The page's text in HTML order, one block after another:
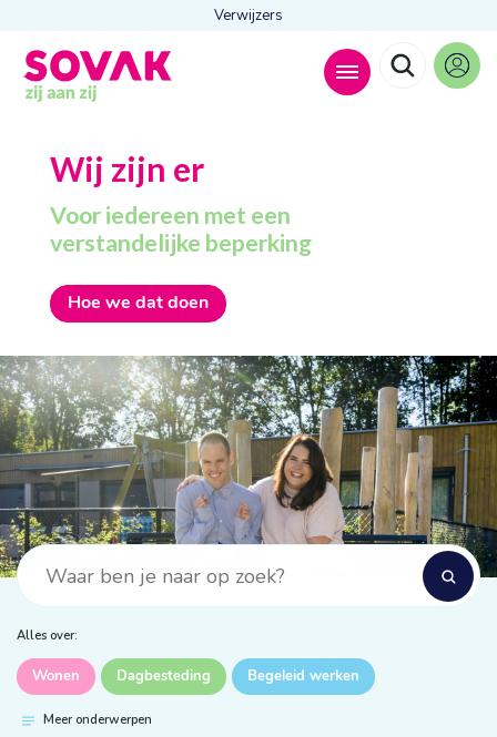
Verwijzers
Anderen zochten ook
Wonen
Behandelingen
Contact
Wij zijn er
Voor iedereen met een
verstandelijke beperking
Hoe we dat doen
Alles over:
Wonen Dagbesteding Begeleid werken
Meer onderwerpen